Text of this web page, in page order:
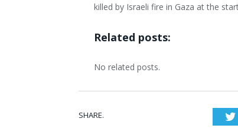
killed by Israeli fire in Gaza at the
Related posts:
No related posts.
SHARE.